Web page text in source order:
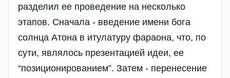
разделил ее проведение на несколько
этапов. Сначала - введение имени бога
солнца Атона в итулатуру фараона, что, по
сути, являлось презентацией идеи, ее
“позиционированием”. Затем - перенесение